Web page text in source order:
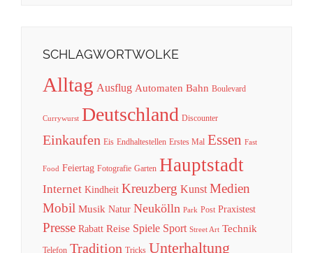
SCHLAGWORTWOLKE
Alltag Ausflug Automaten Bahn Boulevard
Currywurst Deutschland Discounter
Einkaufen Eis Endhaltestellen Erstes Mal Essen Fast
Food Feiertag Fotografie Garten Hauptstadt
Internet Kindheit Kreuzberg Kunst Medien
Mobil Musik Natur Neukölln Park Post Praxistest
Presse Rabatt Reise Spiele Sport Street Art Technik
Telefon Tradition Tricks Unterhaltung